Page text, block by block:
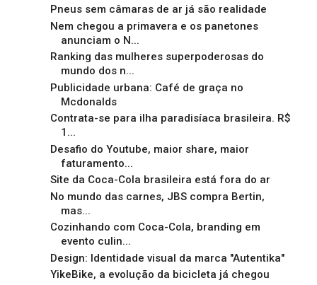
Pneus sem câmaras de ar já são realidade
Nem chegou a primavera e os panetones
anunciam o N...
Ranking das mulheres superpoderosas do
mundo dos n...
Publicidade urbana: Café de graça no
Mcdonalds
Contrata-se para ilha paradisíaca brasileira. R$
1...
Desafio do Youtube, maior share, maior
faturamento...
Site da Coca-Cola brasileira está fora do ar
No mundo das carnes, JBS compra Bertin,
mas...
Cozinhando com Coca-Cola, branding em
evento culin...
Design: Identidade visual da marca "Autentika"
YikeBike, a evolução da bicicleta já chegou